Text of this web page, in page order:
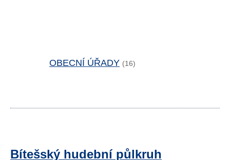
OBECNÍ ÚŘADY (16)
Bítešský hudební půlkruh